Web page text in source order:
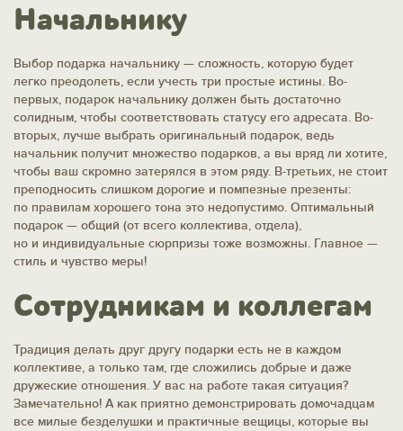
Начальнику
Выбор подарка начальнику — сложность, которую будет
легко преодолеть, если учесть три простые истины. Во-
первых, подарок начальнику должен быть достаточно
солидным, чтобы соответствовать статусу его адресата. Во-
вторых, лучше выбрать оригинальный подарок, ведь
начальник получит множество подарков, а вы вряд ли хотите,
чтобы ваш скромно затерялся в этом ряду. В-третьих, не стоит
преподносить слишком дорогие и помпезные презенты:
по правилам хорошего тона это недопустимо. Оптимальный
подарок — общий (от всего коллектива, отдела),
но и индивидуальные сюрпризы тоже возможны. Главное —
стиль и чувство меры!
Сотрудникам и коллегам
Традиция делать друг другу подарки есть не в каждом
коллективе, а только там, где сложились добрые и даже
дружеские отношения. У вас на работе такая ситуация?
Замечательно! А как приятно демонстрировать домочадцам
все милые безделушки и практичные вещицы, которые вы